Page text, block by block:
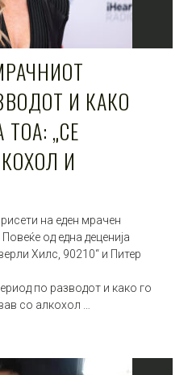
И КАКО
„СЕ
И
на еден мрачен
од една деценија
Хилс, 90210“ и Питер
по разводот и како го
со алкохол …